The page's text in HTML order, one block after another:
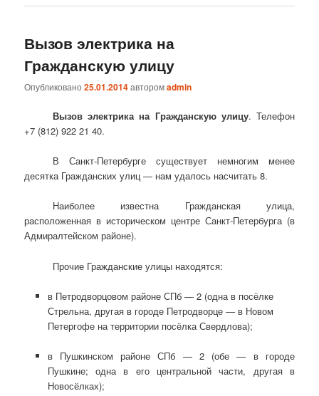
Вызов электрика на
Гражданскую улицу
Опубликовано25.01.2014авторомadmin
Вызов электрика на Гражданскую улицу. Телефон
+7 (812) 922 21 40.
В Санкт-Петербурге существует немногим менее
десятка Гражданских улиц — нам удалось насчитать 8.
Наиболее известна Гражданская улица,
расположенная в историческом центре Санкт-Петербурга (в
Адмиралтейском районе).
Прочие Гражданские улицы находятся:
в Петродворцовом районе СПб — 2 (одна в посёлке
Стрельна, другая в городе Петродворце — в Новом
Петергофе на территории посёлка Свердлова);
в Пушкинском районе СПб — 2 (обе — в городе
Пушкине; одна в его центральной части, другая в
Новосёлках);